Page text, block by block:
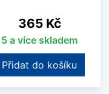
Cena
365 Kč
5 a více skladem
Přidat do košíku